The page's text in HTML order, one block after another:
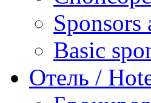
Basic
Отель /